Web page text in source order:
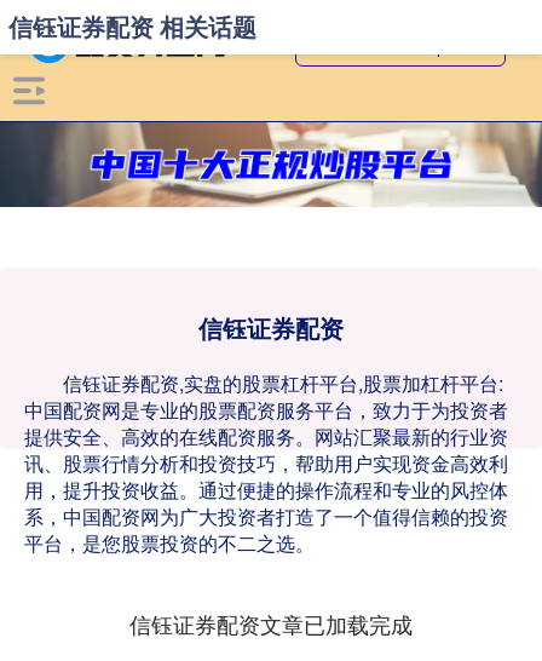
信钰证券配资
信钰证券配资,实盘的股票杠杆平台,股票加杠杆平台:
中国配资网是专业的股票配资服务平台，致力于为投资者
提供安全、高效的在线配资服务。网站汇聚最新的行业资
讯、股票行情分析和投资技巧，帮助用户实现资金高效利
用，提升投资收益。通过便捷的操作流程和专业的风控体
系，中国配资网为广大投资者打造了一个值得信赖的投资
平台，是您股票投资的不二之选。
信钰证券配资 相关话题
信钰证券配资文章已加载完成